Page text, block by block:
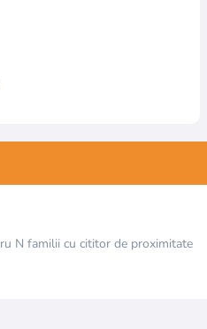
N familii cu cititor de proximitate